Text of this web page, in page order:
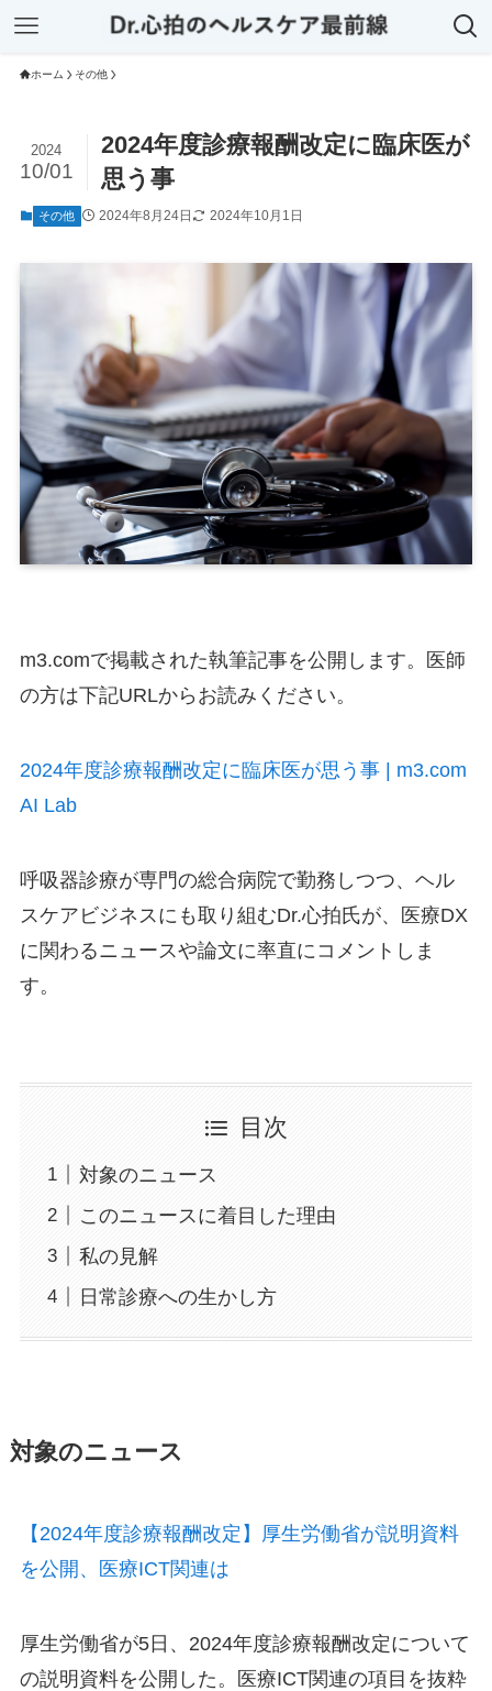
ホーム その他
2024年度診療報酬改定に臨床医が
思う事
2024
10/01
その他 2024年8月24日 2024年10月1日
m3.comで掲載された執筆記事を公開します。医師
の方は下記URLからお読みください。
2024年度診療報酬改定に臨床医が思う事 | m3.com
AI Lab
呼吸器診療が専門の総合病院で勤務しつつ、ヘル
スケアビジネスにも取り組むDr.心拍氏が、医療DX
に関わるニュースや論文に率直にコメントしま
す。
目次
対象のニュース
このニュースに着目した理由
私の見解
日常診療への生かし方
対象のニュース
【2024年度診療報酬改定】厚生労働省が説明資料
を公開、医療ICT関連は
厚生労働省が5日、2024年度診療報酬改定について
の説明資料を公開した。医療ICT関連の項目を抜粋